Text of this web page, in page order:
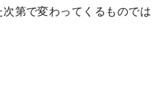
第で変わってくるものでは